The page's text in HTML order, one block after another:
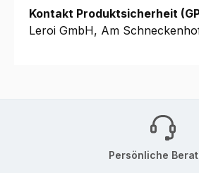
Kontakt Produktsicherheit
Leroi GmbH, Am
Persönliche